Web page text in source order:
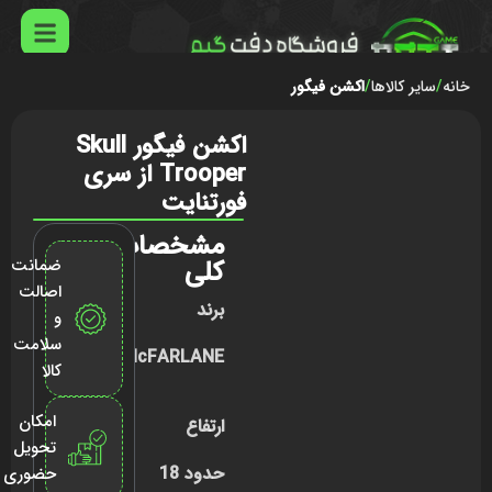
خانه سایر کالاها اکشن فیگور
اکشن فیگور Skull
Trooper از سری
فورتنایت
مشخصات
کلی
برند
McFARLANE
ارتفاع
حدود 18
ضمانت
اصالت
و
سلامت
کالا
امکان
تحویل
حضوری